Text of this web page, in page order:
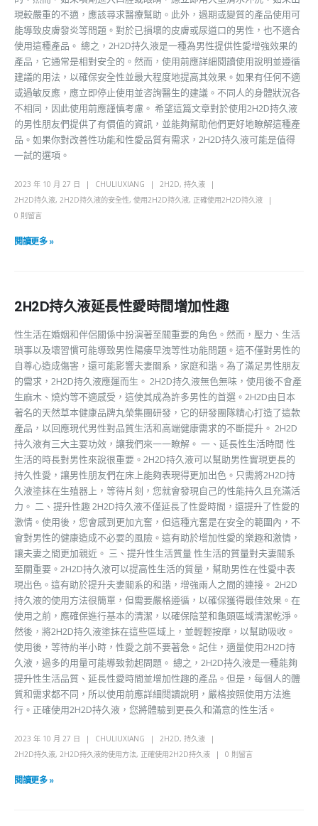
現較嚴重的不適，應該尋求醫療幫助。此外，過期或變質的產品使用可
能導致皮膚發炎等問題。對於已損壞的皮膚或尿道口的男性，也不適合
使用這種產品。 總之，2H2D持久液是一種為男性提供性愛增強效果的
產品，它通常是相對安全的。然而，使用前應詳細閱讀使用說明並遵循
建議的用法，以確保安全性並最大程度地提高其效果。如果有任何不適
或過敏反應，應立即停止使用並咨詢醫生的建議。不同人的身體狀況各
不相同，因此使用前應謹慎考慮。 希望這篇文章對於使用2H2D持久液
的男性朋友們提供了有價值的資訊，並能夠幫助他們更好地瞭解這種產
品。如果你對改善性功能和性愛品質有需求，2H2D持久液可能是值得
一試的選項。
2023 年 10 月 27 日 CHULIUXIANG 2H2D, 持久液
2H2D持久液, 2H2D持久液的安全性, 使用2H2D持久液, 正確使用2H2D持久液
0 則留言
閱讀更多 »
2H2D持久液延長性愛時間增加性趣
性生活在婚姻和伴侶關係中扮演著至關重要的角色。然而，壓力、生活
瑣事以及壞習慣可能導致男性陽痿早洩等性功能問題。這不僅對男性的
自尊心造成傷害，還可能影響夫妻關系，家庭和諧。為了滿足男性朋友
的需求，2H2D持久液應運而生。 2H2D持久液無色無味，使用後不會產
生麻木、燒灼等不適感受，這使其成為許多男性的首選。2H2D由日本
著名的天然草本健康品牌丸榮集團研發，它的研發團隊精心打造了這款
產品，以回應現代男性對品質生活和高端健康需求的不斷提升。 2H2D
持久液有三大主要功效，讓我們來一一瞭解。 一、延長性生活時間 性
生活的時長對男性來說很重要。2H2D持久液可以幫助男性實現更長的
持久性愛，讓男性朋友們在床上能夠表現得更加出色。只需將2H2D持
久液塗抹在生殖器上，等待片刻，您就會發現自己的性能持久且充滿活
力。 二、提升性趣 2H2D持久液不僅延長了性愛時間，還提升了性愛的
激情。使用後，您會感到更加亢奮，但這種亢奮是在安全的範圍內，不
會對男性的健康造成不必要的風險。這有助於增加性愛的樂趣和激情，
讓夫妻之間更加親近。 三、提升性生活質量 性生活的質量對夫妻關系
至關重要。2H2D持久液可以提高性生活的質量，幫助男性在性愛中表
現出色。這有助於提升夫妻關系的和諧，增強兩人之間的連接。 2H2D
持久液的使用方法很簡單，但需要嚴格遵循，以確保獲得最佳效果。在
使用之前，應確保進行基本的清潔，以確保陰莖和龜頭區域清潔乾淨。
然後，將2H2D持久液塗抹在這些區域上，並輕輕按摩，以幫助吸收。
使用後，等待約半小時，性愛之前不要著急。記住，適量使用2H2D持
久液，過多的用量可能導致勃起問題。 總之，2H2D持久液是一種能夠
提升性生活品質、延長性愛時間並增加性趣的產品。但是，每個人的體
質和需求都不同，所以使用前應詳細閱讀說明，嚴格按照使用方法進
行。正確使用2H2D持久液，您將體驗到更長久和滿意的性生活。
2023 年 10 月 27 日 CHULIUXIANG 2H2D, 持久液
2H2D持久液, 2H2D持久液的使用方法, 正確使用2H2D持久液 0 則留言
閱讀更多 »